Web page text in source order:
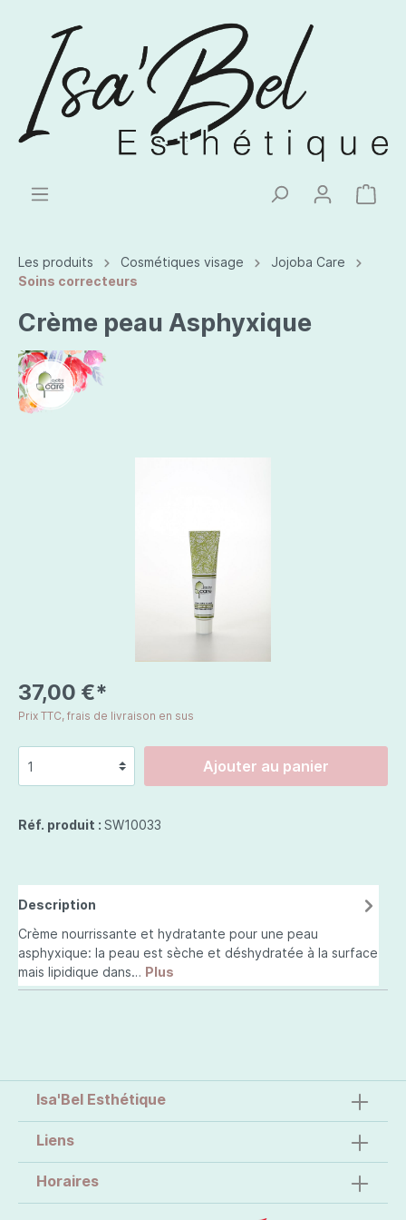
Les produits Cosmétiques visage
Jojoba Care
Soins correcteurs
Crème peau Asphyxique
37,00 €*
Prix TTC, frais de livraison en sus
Ajouter au panier
Réf. produit : SW10033
Description
Crème nourrissante et hydratante pour une peau
asphyxique: la peau est sèche et déshydratée à la surface
mais lipidique dans… Plus
Isa'Bel Esthétique
Liens
Horaires